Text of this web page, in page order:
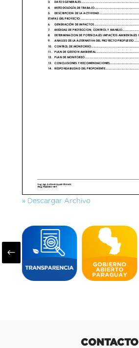
» Descargar Archivo
#
CONTACTO